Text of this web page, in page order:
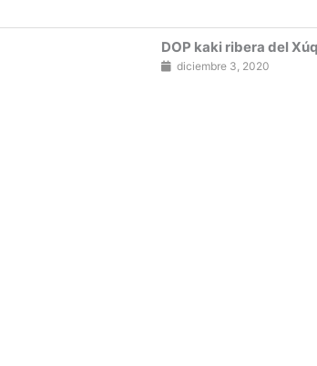
DOP kaki ribera del
diciembre 3, 2020